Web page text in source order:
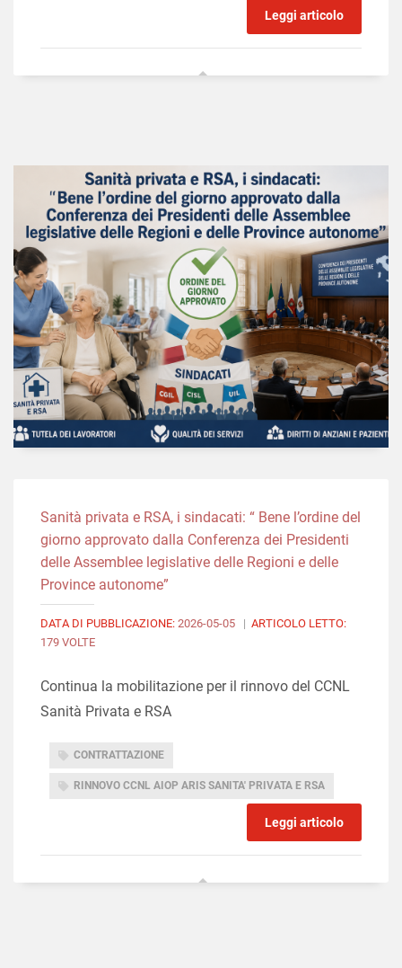
Leggi articolo
Sanità privata e RSA, i sindacati: “ Bene l’ordine del
giorno approvato dalla Conferenza dei Presidenti
delle Assemblee legislative delle Regioni e delle
Province autonome”
DATA DI PUBBLICAZIONE: 2026-05-05 | ARTICOLO LETTO:
179 VOLTE
Continua la mobilitazione per il rinnovo del CCNL
Sanità Privata e RSA
CONTRATTAZIONE
RINNOVO CCNL AIOP ARIS SANITA' PRIVATA E RSA
Leggi articolo